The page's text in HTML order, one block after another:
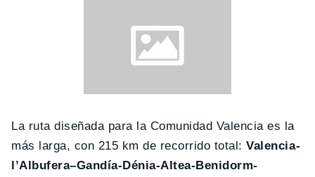
La ruta diseñada para la Comunidad Valencia es la
más larga, con 215 km de recorrido total:Valencia-
l’Albufera–Gandía-Dénia-Altea-Benidorm-